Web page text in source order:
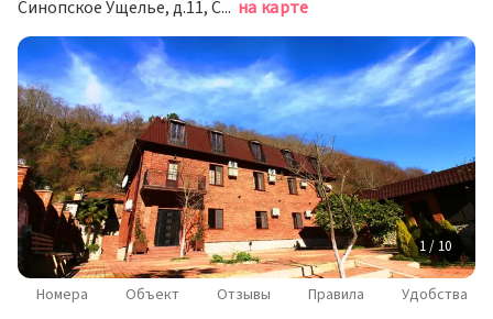
Синопское Ущелье, д.11, Сухум на карте
1 / 10
Номера Объект Отзывы Правила Удобства